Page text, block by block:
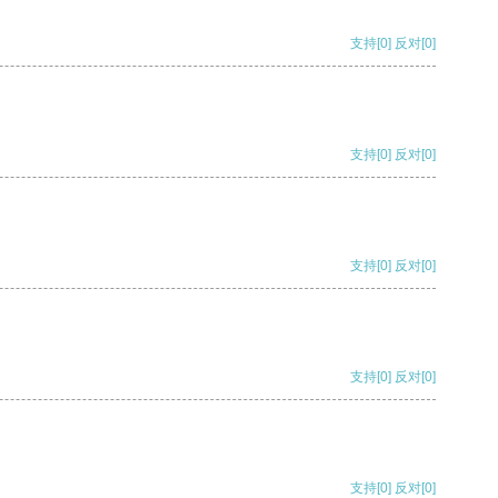
支持[0] 反对[0]
支持[0] 反对[0]
支持[0] 反对[0]
支持[0] 反对[0]
支持[0] 反对[0]